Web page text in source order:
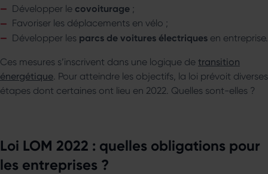
Développer le covoiturage ;
Favoriser les déplacements en vélo ;
Développer les parcs de voitures électriques en entreprise.
Ces mesures s’inscrivent dans une logique de transition
énergétique . Pour atteindre les objectifs, la loi prévoit diverses
étapes dont certaines ont lieu en 2022. Quelles sont-elles ?
Loi LOM 2022 : quelles obligations pour
les entreprises ?